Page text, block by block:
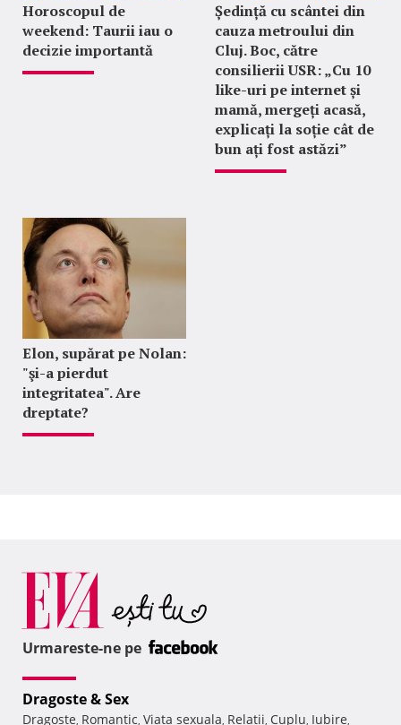
Horoscopul de
weekend: Taurii iau o
decizie importantă
Ședință cu scântei din
cauza metroului din
Cluj. Boc, către
consilierii USR: „Cu 10
like-uri pe internet și
mamă, mergeți acasă,
explicați la soție cât de
bun ați fost astăzi”
Elon, supărat pe Nolan:
"şi-a pierdut
integritatea". Are
dreptate?
Urmareste-ne pe
Dragoste & Sex
Dragoste, Romantic, Viata sexuala, Relatii, Cuplu, Iubire,